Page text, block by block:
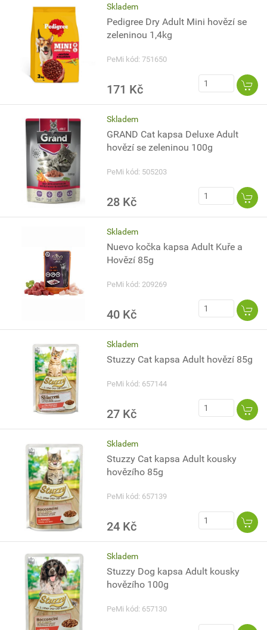
Skladem
Pedigree Dry Adult Mini hovězí se
zeleninou 1,4kg
PeMi kód: 751650
171 Kč
Skladem
GRAND Cat kapsa Deluxe Adult
hovězí se zeleninou 100g
PeMi kód: 505203
28 Kč
Skladem
Nuevo kočka kapsa Adult Kuře a
Hovězí 85g
PeMi kód: 209269
40 Kč
Skladem
Stuzzy Cat kapsa Adult hovězí 85g
PeMi kód: 657144
27 Kč
Skladem
Stuzzy Cat kapsa Adult kousky
hovězího 85g
PeMi kód: 657139
24 Kč
Skladem
Stuzzy Dog kapsa Adult kousky
hovězího 100g
PeMi kód: 657130